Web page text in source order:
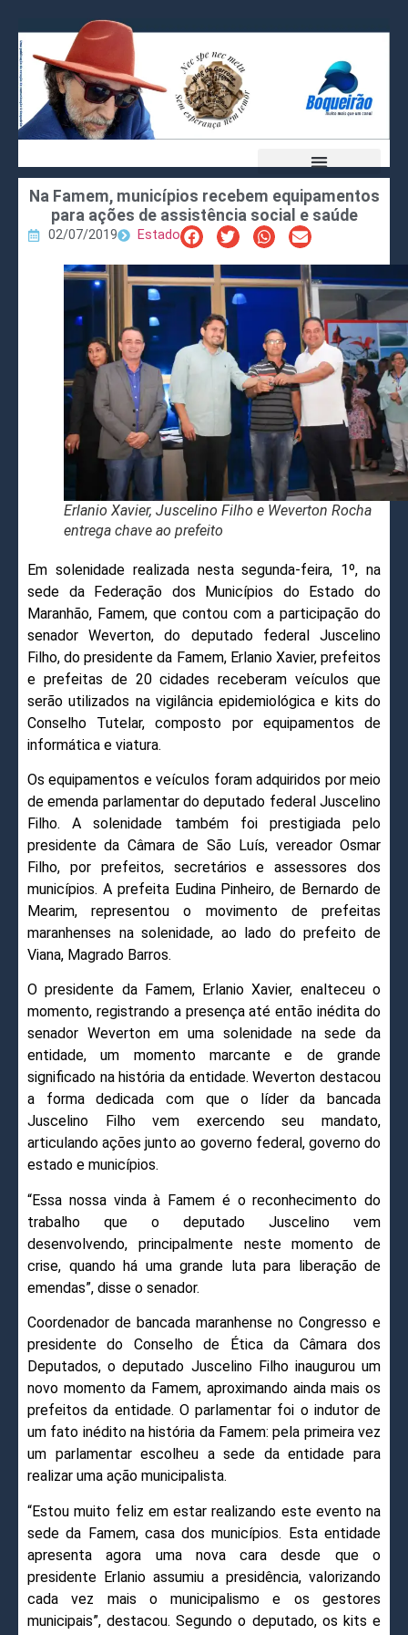
Na Famem, municípios recebem equipamentos
para ações de assistência social e saúde
02/07/2019 Estado
Erlanio Xavier, Juscelino Filho e Weverton Rocha
entrega chave ao prefeito
Em solenidade realizada nesta segunda-feira, 1º, na
sede da Federação dos Municípios do Estado do
Maranhão, Famem, que contou com a participação do
senador Weverton, do deputado federal Juscelino
Filho, do presidente da Famem, Erlanio Xavier, prefeitos
e prefeitas de 20 cidades receberam veículos que
serão utilizados na vigilância epidemiológica e kits do
Conselho Tutelar, composto por equipamentos de
informática e viatura.
Os equipamentos e veículos foram adquiridos por meio
de emenda parlamentar do deputado federal Juscelino
Filho. A solenidade também foi prestigiada pelo
presidente da Câmara de São Luís, vereador Osmar
Filho, por prefeitos, secretários e assessores dos
municípios. A prefeita Eudina Pinheiro, de Bernardo de
Mearim, representou o movimento de prefeitas
maranhenses na solenidade, ao lado do prefeito de
Viana, Magrado Barros.
O presidente da Famem, Erlanio Xavier, enalteceu o
momento, registrando a presença até então inédita do
senador Weverton em uma solenidade na sede da
entidade, um momento marcante e de grande
significado na história da entidade. Weverton destacou
a forma dedicada com que o líder da bancada
Juscelino Filho vem exercendo seu mandato,
articulando ações junto ao governo federal, governo do
estado e municípios.
“Essa nossa vinda à Famem é o reconhecimento do
trabalho que o deputado Juscelino vem
desenvolvendo, principalmente neste momento de
crise, quando há uma grande luta para liberação de
emendas”, disse o senador.
Coordenador de bancada maranhense no Congresso e
presidente do Conselho de Ética da Câmara dos
Deputados, o deputado Juscelino Filho inaugurou um
novo momento da Famem, aproximando ainda mais os
prefeitos da entidade. O parlamentar foi o indutor de
um fato inédito na história da Famem: pela primeira vez
um parlamentar escolheu a sede da entidade para
realizar uma ação municipalista.
“Estou muito feliz em estar realizando este evento na
sede da Famem, casa dos municípios. Esta entidade
apresenta agora uma nova cara desde que o
presidente Erlanio assumiu a presidência, valorizando
cada vez mais o municipalismo e os gestores
municipais”, destacou. Segundo o deputado, os kits e